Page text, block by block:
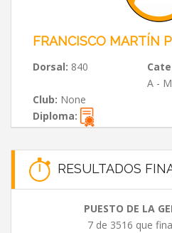
FRANCISCO MARTÍN
Dorsal: 840
A - M
Club: None
Diploma:
RESULTADOS
PUESTO DE LA
7 de 3516 que